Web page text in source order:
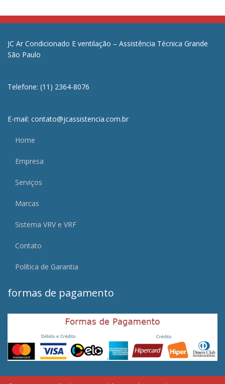
JC Ar Condicionado E ventilação – Assistência Técnica Grande
São Paulo
Telefone: (11) 2364-8076
E-mail: contato@jcassistencia.com.br
Home
Empresa
Serviços
Marcas
Sistema VRV e VRF
Contato
Política de Garantia
formas de pagamento